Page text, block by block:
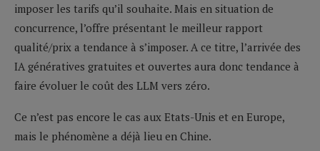
imposer les tarifs qu’il souhaite. Mais en situation de
concurrence, l’offre présentant le meilleur rapport
qualité/prix a tendance à s’imposer. A ce titre, l’arrivée des
IA génératives gratuites et ouvertes aura donc tendance à
faire évoluer le coût des LLM vers zéro.
Ce n’est pas encore le cas aux Etats-Unis et en Europe,
mais le phénomène a déjà lieu en Chine.